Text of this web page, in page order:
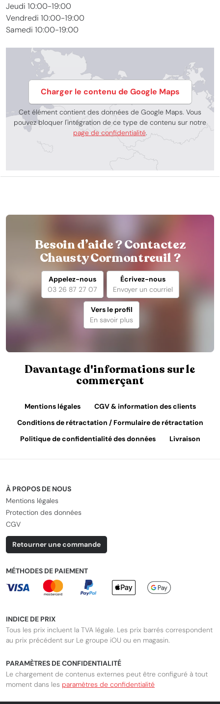
Jeudi 10:00-19:00
Vendredi 10:00-19:00
Samedi 10:00-19:00
Charger le contenu de Google Maps
Cet élément contient des données de Google Maps. Vous
pouvez bloquer l'intégration de ce type de contenu sur notre
page de confidentialité.
Besoin d’aide ? Contactez
Chausty Cormontreuil ?
Appelez-nous
03 26 87 27 07
Écrivez-nous
Envoyer un courriel
Vers le profil
En savoir plus
Davantage d'informations sur le
commerçant
Mentions légales
CGV & information des clients
Conditions de rétractation / Formulaire de rétractation
Politique de confidentialité des données
Livraison
À PROPOS DE NOUS
Mentions légales
Protection des données
CGV
Retourner une commande
MÉTHODES DE PAIEMENT
INDICE DE PRIX
Tous les prix incluent la TVA légale. Les prix barrés correspondent
au prix précédent sur Le groupe iOU ou en magasin.
PARAMÈTRES DE CONFIDENTIALITÉ
Le chargement de contenus externes peut être configuré à tout
moment dans les paramètres de confidentialité